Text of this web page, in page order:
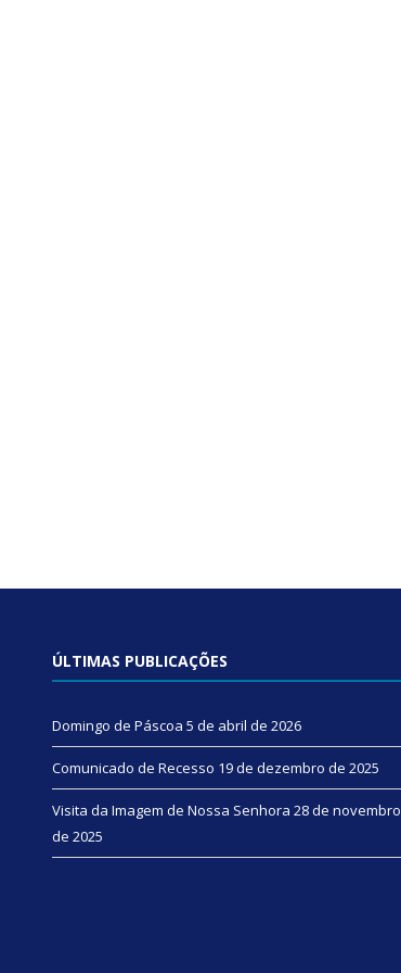
ÚLTIMAS PUBLICAÇÕES
Domingo de Páscoa 5 de abril de 2026
Comunicado de Recesso 19 de dezembro de 2025
Visita da Imagem de Nossa Senhora 28 de novembro
de 2025